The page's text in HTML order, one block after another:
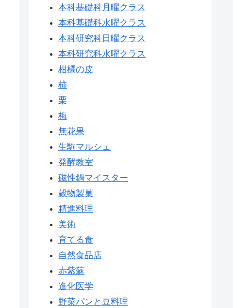
本科基礎科月曜クラス
本科基礎科水曜クラス
本科研究科日曜クラス
本科研究科水曜クラス
柑橘の皮
柿
栗
梅
無花果
生駒マルシェ
発酵教室
磁性鍋マイスター
穀物製菓
精進料理
美術
育てる食
自然食品店
赤紫蘇
進化医学
野菜パンと豆料理